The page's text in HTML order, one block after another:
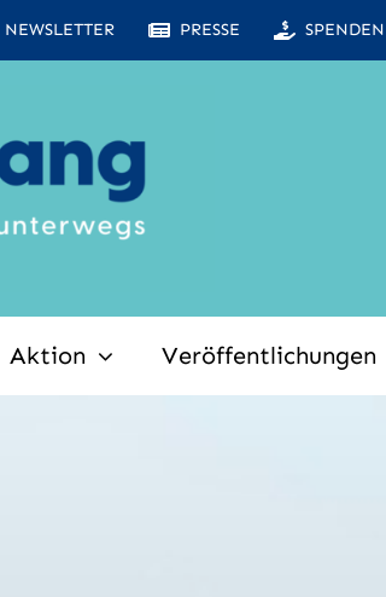
NEWSLETTER PRESSE SPENDEN
Aktion Veröffentlichungen